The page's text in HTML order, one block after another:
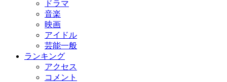
ドラマ
音楽
映画
アイドル
芸能一般
ランキング
アクセス
コメント